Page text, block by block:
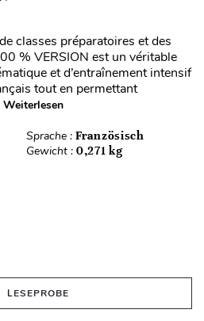
classes préparatoires et des
% VERSION est un véritable
et d’entraînement intensif
tout en permettant
Weiterlesen
Sprache : Französisch
Gewicht : 0,271 kg
LESEPROBE